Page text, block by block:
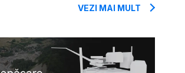
VEZI MAI MULT